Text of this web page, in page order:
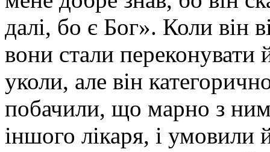
далі, бо є Бог». Коли він
вони стали переконувати
уколи, але він
побачили, що марно з
іншого лікаря, і умовили